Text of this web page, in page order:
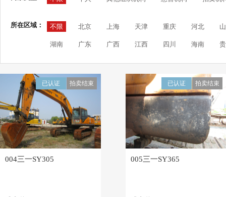
所在区域： 不限 北京 上海 天津 重庆 河北
湖南 广东 广西 江西 四川 海南
拍卖结束
已认证
004三一SY305
拍卖结束
已认证
005三一SY365